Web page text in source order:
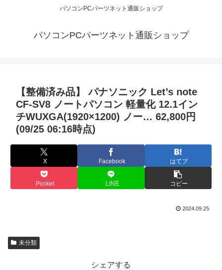
パソコンPCパーツネット通販ショップ
パソコンPCパーツネット通販ショップ
【整備済み品】 パナソニック Let’s note
CF-SV8 ノートパソコン 軽量化 12.1イン
チWUXGA(1920×1200) ノー… 62,800円
(09/25 06:16時点)
X Facebook はてブ
Pocket LINE コピー
2024.09.25
未分類
シェアする